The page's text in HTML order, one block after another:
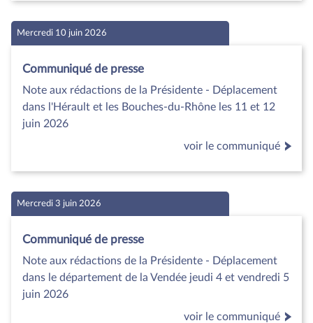
Mercredi 10 juin 2026
Communiqué de presse
Note aux rédactions de la Présidente - Déplacement
dans l'Hérault et les Bouches-du-Rhône les 11 et 12
juin 2026
voir le communiqué
Mercredi 3 juin 2026
Communiqué de presse
Note aux rédactions de la Présidente - Déplacement
dans le département de la Vendée jeudi 4 et vendredi 5
juin 2026
voir le communiqué